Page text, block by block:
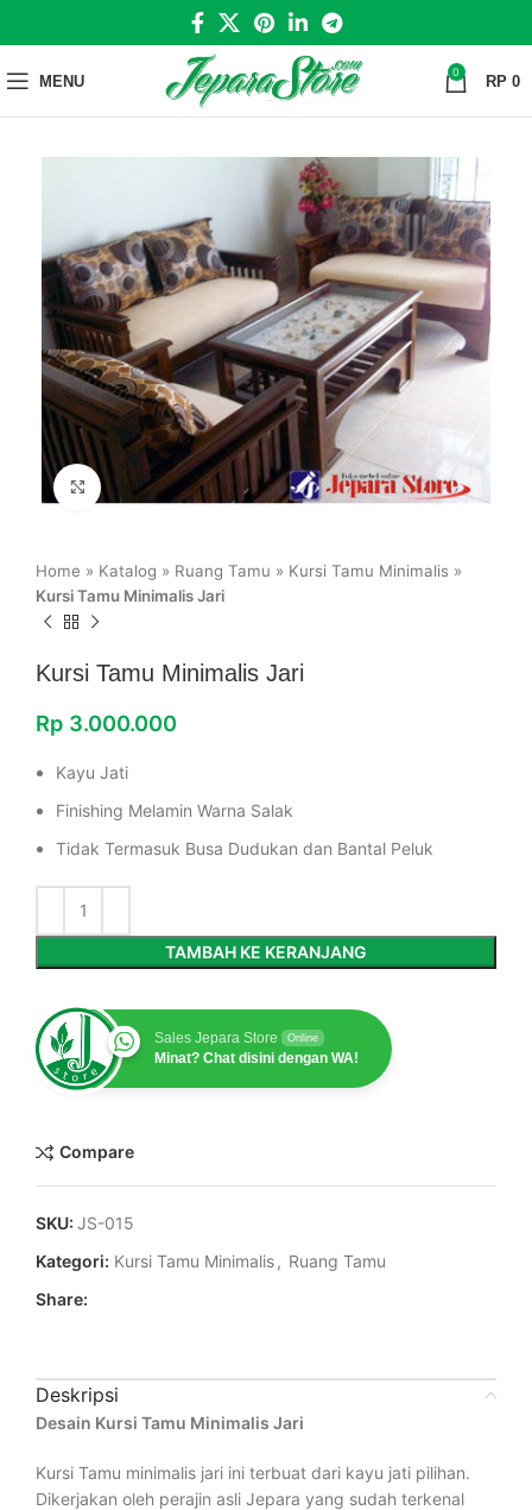
MENU 0 RP 0
Click to enlarge
Home » Katalog » Ruang Tamu » Kursi Tamu Minimalis »
Kursi Tamu Minimalis Jari
Kursi Tamu Minimalis Jari
Rp 3.000.000
Kayu Jati
Finishing Melamin Warna Salak
Tidak Termasuk Busa Dudukan dan Bantal Peluk
TAMBAH KE KERANJANG
Sales Jepara Store Online
Minat? Chat disini dengan WA!
Compare
SKU: JS-015
Kategori: Kursi Tamu Minimalis, Ruang Tamu
Share:
Deskripsi
Desain Kursi Tamu Minimalis Jari
Kursi Tamu minimalis jari ini terbuat dari kayu jati pilihan.
Dikerjakan oleh perajin asli Jepara yang sudah terkenal